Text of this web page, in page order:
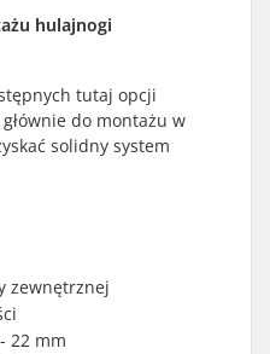
hulajnogi
tutaj opcji
do montażu w
solidny system
zewnętrznej
22 mm